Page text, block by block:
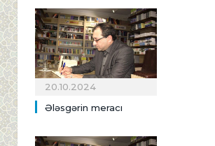
20.10.2024
Ələsgərin meracı